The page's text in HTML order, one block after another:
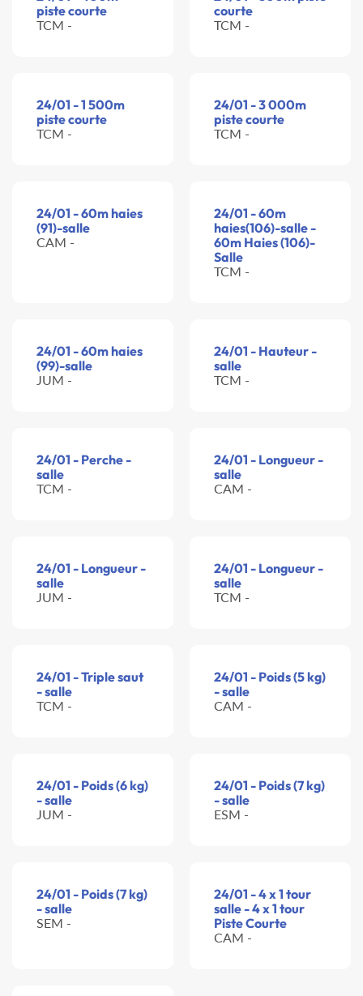
piste courte
TCM -
courte
TCM -
24/01 - 1 500m
piste courte
TCM -
24/01 - 3 000m
piste courte
TCM -
24/01 - 60m haies
(91)-salle
CAM -
24/01 - 60m
haies(106)-salle -
60m Haies (106)-
Salle
TCM -
24/01 - 60m haies
(99)-salle
JUM -
24/01 - Hauteur -
salle
TCM -
24/01 - Perche -
salle
TCM -
24/01 - Longueur -
salle
CAM -
24/01 - Longueur -
salle
JUM -
24/01 - Longueur -
salle
TCM -
24/01 - Triple saut
- salle
TCM -
24/01 - Poids (5 kg)
- salle
CAM -
24/01 - Poids (6 kg)
- salle
JUM -
24/01 - Poids (7 kg)
- salle
ESM -
24/01 - Poids (7 kg)
- salle
SEM -
24/01 - 4 x 1 tour
salle - 4 x 1 tour
Piste Courte
CAM -